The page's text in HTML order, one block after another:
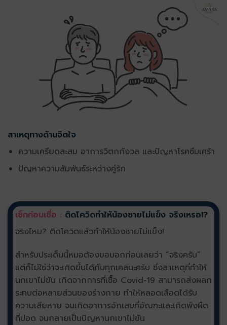
สาเหตุทางด้านจิตใจ
ความเครียดสะสม อาการวิตกกังวล และปัญหาโรคซึมเศร้า
ปัญหาความสัมพันธ์ระหว่างคู่รัก
เช็กก่อนเชื่อ : ติดโควิดทำให้น้องชายไม่แข็ง จริงเหรอ!?
จริงไหม? ติดโควิดแล้วทำให้น้องชายไม่แข็ง!
สำหรับประเด็นนี้หมอต้องขอบอกก่อนเลยว่า “จริงครับ”
แต่ก็ไม่ใช่ว่าจะเกิดขึ้นได้กับทุกเคสนะครับ ซึ่งสาเหตุที่ทำให้
นกเขาไม่ขัน เกิดจากการที่เชื้อ Covid-19 สามารถส่งผลก
ระทบต่อหลายส่วนของร่างกาย ทำให้หลอดเลือดได้รับ
ความเสียหาย จนเกิดอาการอักเสบที่อัณฑะและเกิดพังผืด
ที่ปอด จนกลายเป็นปัญหานกเขาไม่ขัน